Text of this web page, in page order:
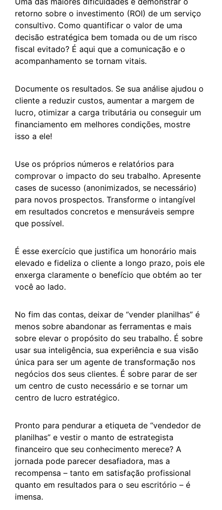
retorno sobre o investimento (ROI) de um serviço
consultivo. Como quantificar o valor de uma
decisão estratégica bem tomada ou de um risco
fiscal evitado? É aqui que a comunicação e o
acompanhamento se tornam vitais.
Documente os resultados. Se sua análise ajudou o
cliente a reduzir custos, aumentar a margem de
lucro, otimizar a carga tributária ou conseguir um
financiamento em melhores condições, mostre
isso a ele!
Use os próprios números e relatórios para
comprovar o impacto do seu trabalho. Apresente
cases de sucesso (anonimizados, se necessário)
para novos prospectos. Transforme o intangível
em resultados concretos e mensuráveis sempre
que possível.
É esse exercício que justifica um honorário mais
elevado e fideliza o cliente a longo prazo, pois ele
enxerga claramente o benefício que obtém ao ter
você ao lado.
No fim das contas, deixar de “vender planilhas” é
menos sobre abandonar as ferramentas e mais
sobre elevar o propósito do seu trabalho. É sobre
usar sua inteligência, sua experiência e sua visão
única para ser um agente de transformação nos
negócios dos seus clientes. É sobre parar de ser
um centro de custo necessário e se tornar um
centro de lucro estratégico.
Pronto para pendurar a etiqueta de “vendedor de
planilhas” e vestir o manto de estrategista
financeiro que seu conhecimento merece? A
jornada pode parecer desafiadora, mas a
recompensa – tanto em satisfação profissional
quanto em resultados para o seu escritório – é
imensa.